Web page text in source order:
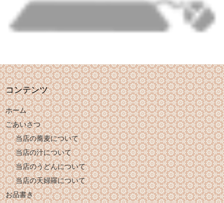
コンテンツ
ホーム
ごあいさつ
当店の蕎麦について
当店の汁について
当店のうどんについて
当店の天婦羅について
お品書き